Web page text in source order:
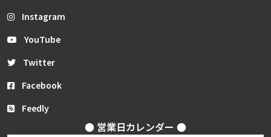
Instagram
YouTube
Twitter
Facebook
Feedly
● 営業日カレンダー ●